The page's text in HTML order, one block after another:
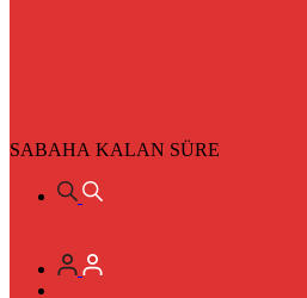
SABAHA KALAN SÜRE